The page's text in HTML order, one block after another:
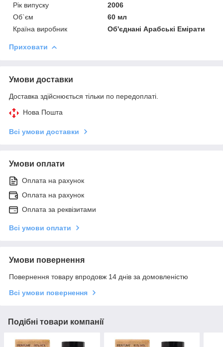
Рік випуску
2006
Об`єм
60 мл
Країна виробник
Об'єднані Арабські Емірати
Приховати
Умови доставки
Доставка здійснюється тільки по передоплаті.
Нова Пошта
Всі умови доставки
Умови оплати
Оплата на рахунок
Оплата на рахунок
Оплата за реквізитами
Всі умови оплати
Умови повернення
Повернення товару впродовж 14 днів за домовленістю
Всі умови повернення
Подібні товари компанії